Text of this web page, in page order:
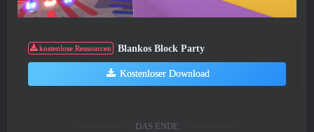
kostenlose Ressourcen Blankos Block Party
Kostenloser Download
DAS ENDE